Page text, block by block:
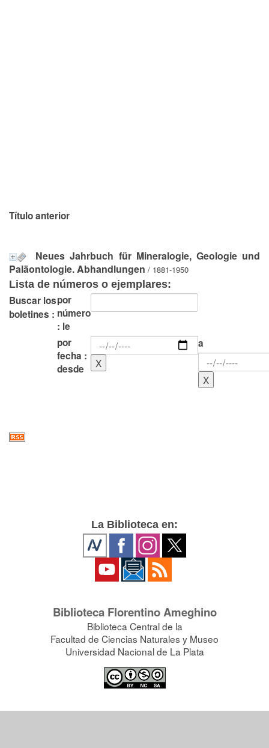
Título anterior
Neues Jahrbuch für Mineralogie, Geologie und
Paläontologie. Abhandlungen / 1881-1950
Lista de números o ejemplares:
Buscar los
boletines :
por
número
: le
por
fecha :
desde
a
La Biblioteca en:
Biblioteca Florentino Ameghino
Biblioteca Central de la
Facultad de Ciencias Naturales y Museo
Universidad Nacional de La Plata